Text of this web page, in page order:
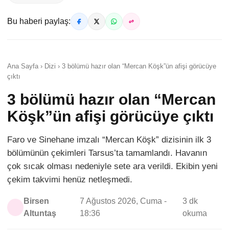
Bu haberi paylaş:
Ana Sayfa › Dizi › 3 bölümü hazır olan “Mercan Köşk”ün afişi görücüye
çıktı
3 bölümü hazır olan “Mercan
Köşk”ün afişi görücüye çıktı
Faro ve Sinehane imzalı “Mercan Köşk” dizisinin ilk 3
bölümünün çekimleri Tarsus’ta tamamlandı. Havanın
çok sıcak olması nedeniyle sete ara verildi. Ekibin yeni
çekim takvimi henüz netleşmedi.
Birsen
Altuntaş
7 Ağustos 2026, Cuma -
18:36
3 dk
okuma